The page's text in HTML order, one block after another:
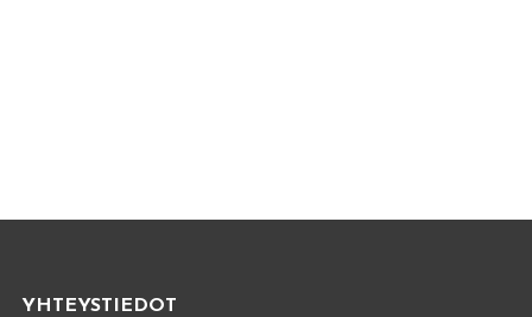
YHTEYSTIEDOT